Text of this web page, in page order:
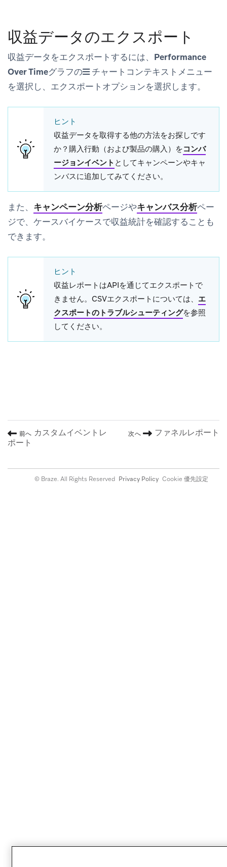
収益データのエクスポート
収益データをエクスポートするには、 Performance
Over Timeグラフの
チャートコンテキストメニュー
を選択し、エクスポートオプションを選択します。
ヒント
収益データを取得する他の方法をお探しです
か？購入行動（および製品の購入）をコンバ
ージョンイベント としてキャンペーンやキャ
ンバスに追加してみてください。
また、 キャンペーン分析ページやキャンバス分析ペー
ジで、ケースバイケースで収益統計を確認することも
できます。
ヒント
収益レポートはAPIを通じてエクスポートで
きません。CSVエクスポートについては、 エ
クスポートのトラブルシューティングを参照
してください。
前へ カスタムイベントレ
ポート
次へ ファネルレポート
© Braze. All Rights Reserved Privacy Policy Cookie 優先設定